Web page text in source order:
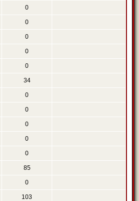
0
0
0
0
0
34
0
0
0
0
0
85
0
103